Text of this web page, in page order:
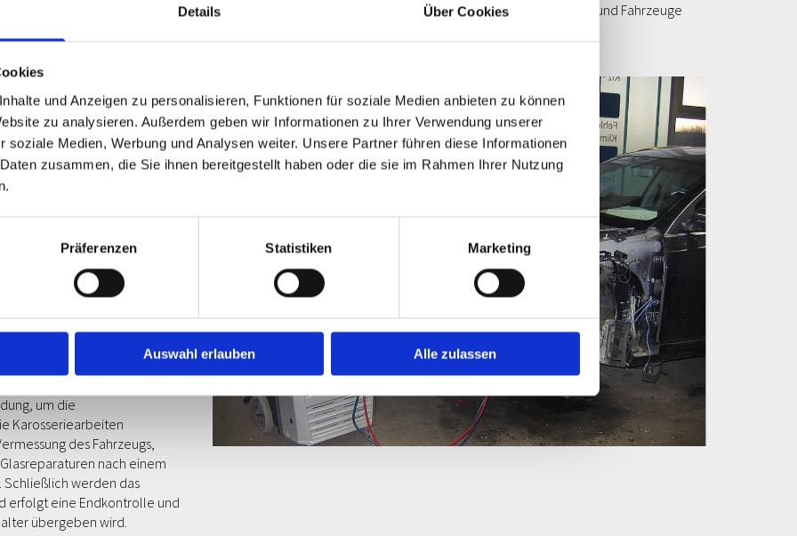
Details Über Cookies
und Anzeigen zu personalisieren, Funktionen für soziale Medien anbieten zu können
zu analysieren. Außerdem geben wir Informationen zu Ihrer Verwendung unserer
soziale Medien, Werbung und Analysen weiter. Unsere Partner führen diese Informationen
zusammen, die Sie ihnen bereitgestellt haben oder die sie im Rahmen Ihrer Nutzung
Präferenzen Statistiken Marketing
Auswahl erlauben Alle zulassen
Nutzfahrzeugen, Sandstrahlarbeiten werden ausgeführt, es gibt eine Instandsetzung für Karosserien und Fahrzeuge
auch mit Fotofolien.
& CO.
von
Landstrich ein Begriff. Auch in
Gronau in Westfalen an
übrigens international für
zur Geschichte dieser
ist vor allem für seine
und bei der
bekannt. Zur
Schadensbegutachtung und
Auf Wunsch setzt sich
um die
Karosseriearbeiten
des Fahrzeugs,
nach einem
Schließlich werden das
erfolgt eine Endkontrolle und
übergeben wird.